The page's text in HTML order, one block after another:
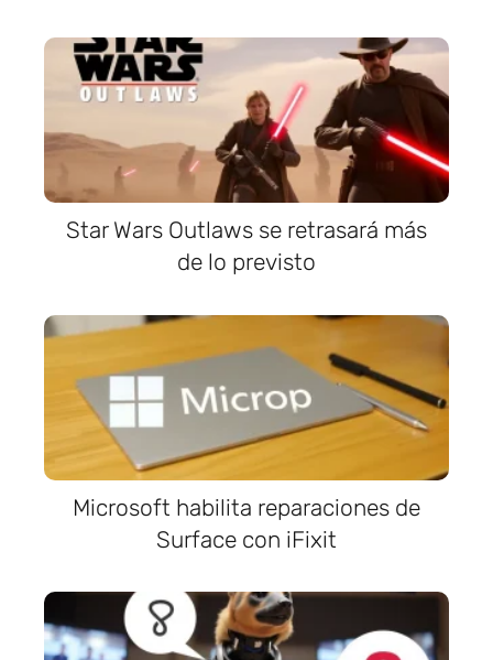
Star Wars Outlaws se retrasará más
de lo previsto
Microsoft habilita reparaciones de
Surface con iFixit